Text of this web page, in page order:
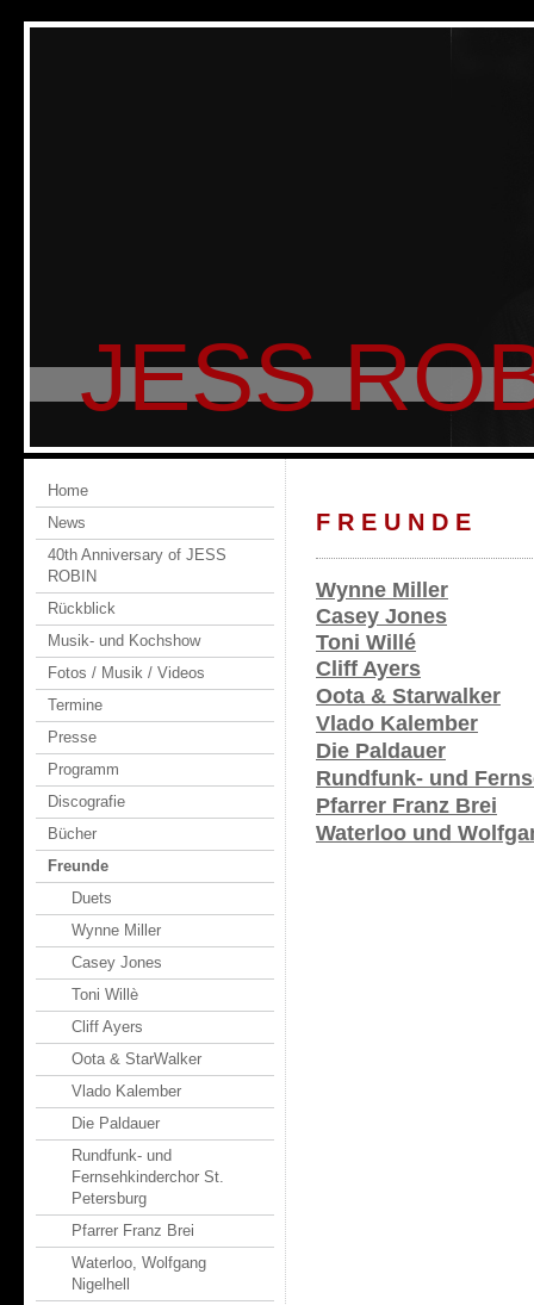
JESS
Home
News
40th Anniversary of JESS
ROBIN
Rückblick
Musik- und Kochshow
Fotos / Musik / Videos
Termine
Presse
Programm
Discografie
Bücher
Freunde
Duets
Wynne Miller
Casey Jones
Toni Willè
Cliff Ayers
Oota & StarWalker
Vlado Kalember
Die Paldauer
Rundfunk- und
Fernsehkinderchor St.
Petersburg
Pfarrer Franz Brei
Waterloo, Wolfgang
Nigelhell
F R E U N D E
Wynne Miller
Casey Jones
Toni Willé
Cliff Ayers
Oota & Starwalker
Vlado Kalember
Die Paldauer
Rundfunk- und
Pfarrer Franz Brei
Waterloo und